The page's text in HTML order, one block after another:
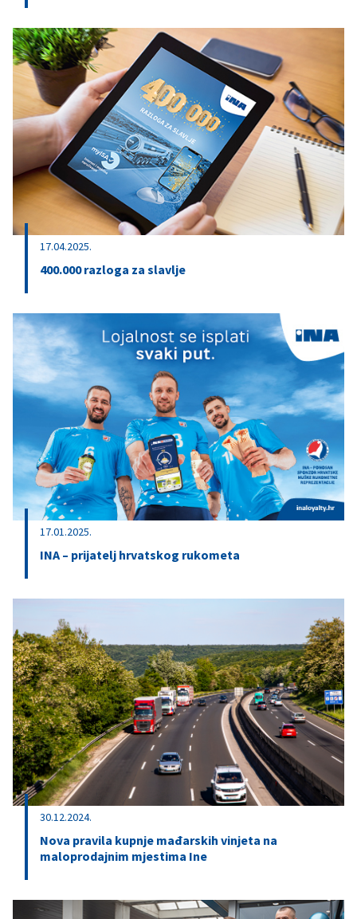
17.04.2025.
400.000 razloga za slavlje
17.01.2025.
INA – prijatelj hrvatskog rukometa
30.12.2024.
Nova pravila kupnje mađarskih vinjeta na
maloprodajnim mjestima Ine